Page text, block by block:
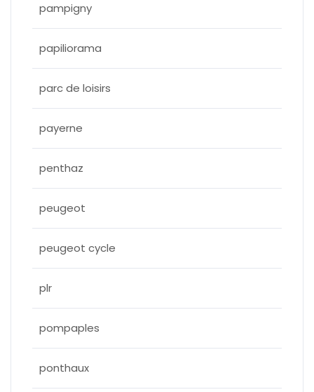
pampigny
papiliorama
parc de loisirs
payerne
penthaz
peugeot
peugeot cycle
plr
pompaples
ponthaux